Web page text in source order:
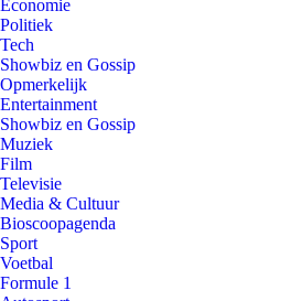
Economie
Politiek
Tech
Showbiz en Gossip
Opmerkelijk
Entertainment
Showbiz en Gossip
Muziek
Film
Televisie
Media & Cultuur
Bioscoopagenda
Sport
Voetbal
Formule 1